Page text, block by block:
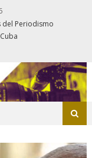
del Periodismo